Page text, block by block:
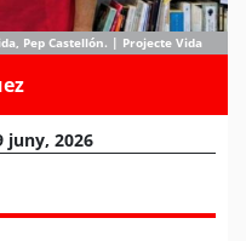
Pep Castellón. | Projecte Vida
juny, 2026